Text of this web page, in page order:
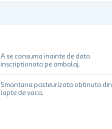
A se consuma inainte de data
inscriptionata pe ambalaj.
Smantana pasteurizata obtinuta din
lapte de vaca.